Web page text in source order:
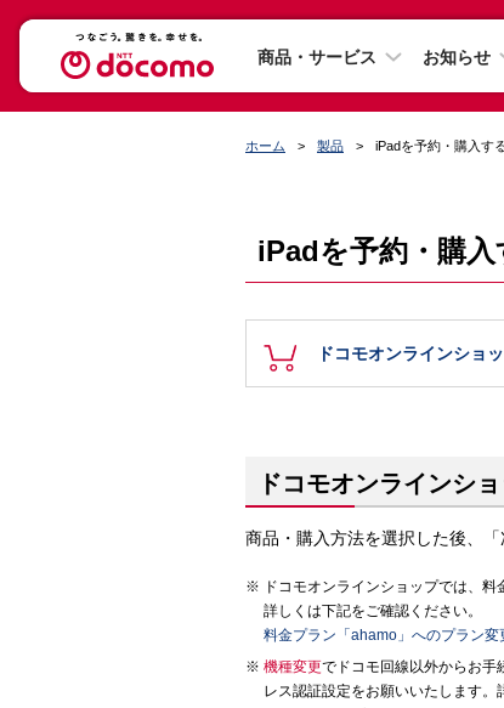
商品・サービス お知らせ
ホーム 製品 iPadを予約・購入す
iPadを予約・購入
ドコモオンラインショ
ドコモオンラインシ
商品・購入方法を選択した後、
ドコモオンラインショップでは、
詳しくは下記をご確認ください。
料金プラン「ahamo」へのプラン
機種変更でドコモ回線以外からお手
レス認証設定をお願いいたします。